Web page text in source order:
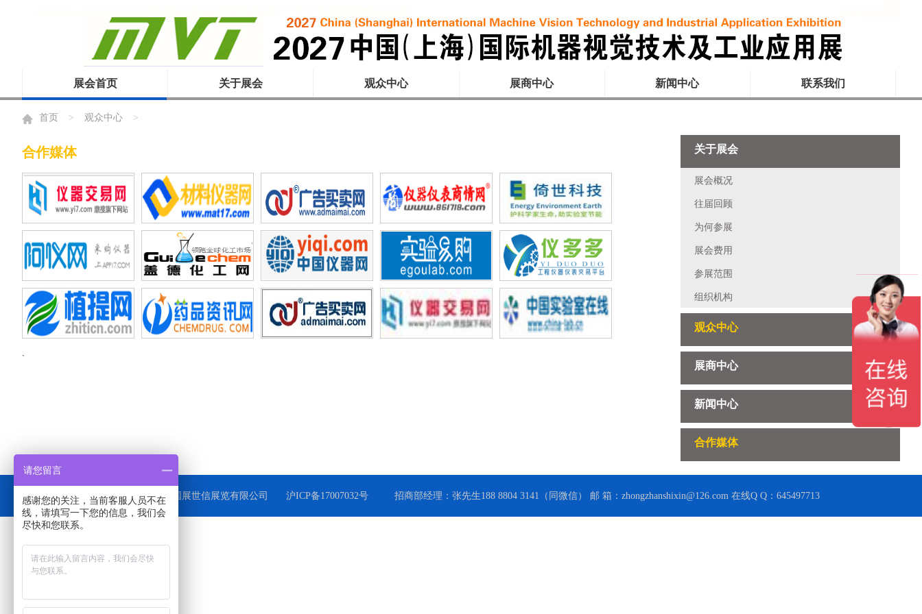
展会首页 关于展会 观众中心 展商中心 新闻中心 联系我们
首页 > 观众中心 >
合作媒体
`
关于展会
展会概况
往届回顾
为何参展
展会费用
参展范围
组织机构
观众中心
展商中心
新闻中心
合作媒体
版权所有： 上海国展世信展览有限公司 沪ICP备17007032号 招商部经理：张先生188 8804 3141（同微信） 邮 箱：zhongzhanshixin@126.com 在线Q Q：645497713
请您留言
感谢您的关注，当前客服人员不在
线，请填写一下您的信息，我们会
尽快和您联系。